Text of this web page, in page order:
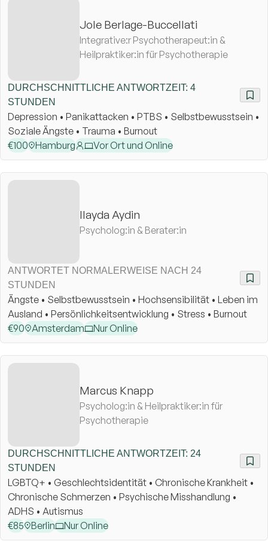
Jole Berlage-Buccellati
Integrative:r Psychotherapeut:in &
Heilpraktiker:in für Psychotherapie
DURCHSCHNITTLICHE ANTWORTZEIT: 4
STUNDEN
Depression • Panikattacken • PTBS • Selbstbewusstsein •
Soziale Ängste • Trauma • Burnout
€100 Hamburg Vor Ort und Online
Ilayda Aydin
Psycholog:in & Berater:in
ANTWORTET NORMALERWEISE NACH 24
STUNDEN
Ängste • Selbstbewusstsein • Hochsensibilität • Leben im
Ausland • Persönlichkeitsentwicklung • Stress • Burnout
€90 Amsterdam Nur Online
Marcus Knapp
Psycholog:in & Heilpraktiker:in für
Psychotherapie
DURCHSCHNITTLICHE ANTWORTZEIT: 24
STUNDEN
LGBTQ+ • Geschlechtsidentität • Chronische Krankheit •
Chronische Schmerzen • Psychische Misshandlung •
ADHS • Autismus
€85 Berlin Nur Online